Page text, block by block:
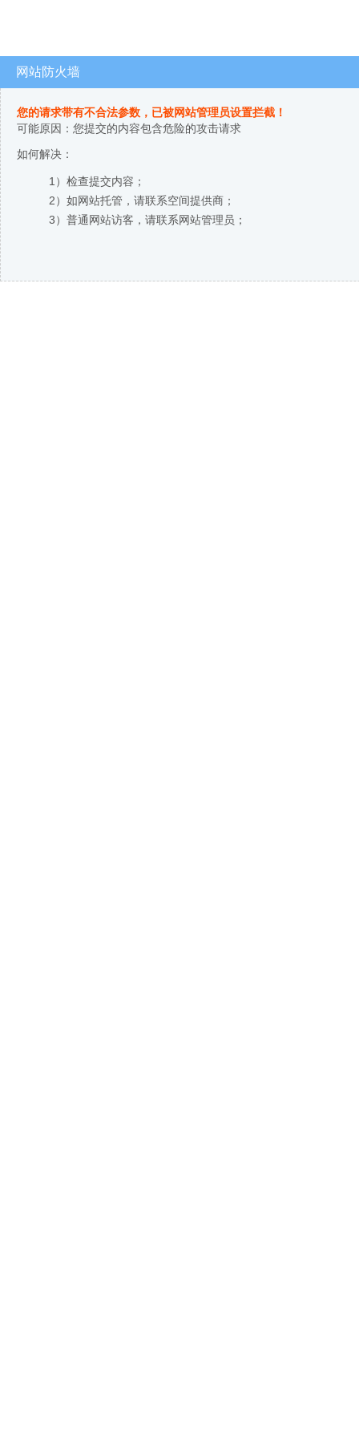
网站防火墙
您的请求带有不合法参数，已被网站管理员设置拦截！
可能原因：您提交的内容包含危险的攻击请求
如何解决：
1）检查提交内容；
2）如网站托管，请联系空间提供商；
3）普通网站访客，请联系网站管理员；